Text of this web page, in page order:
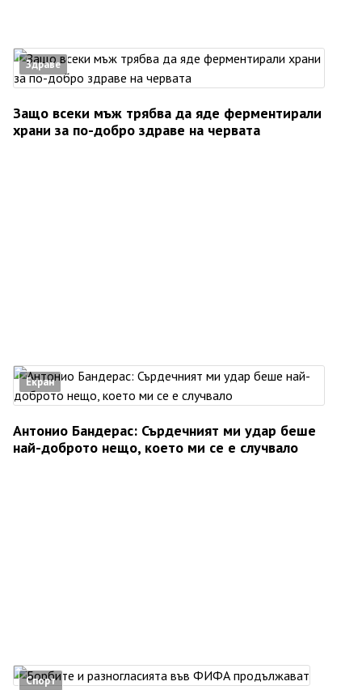
Здраве
Защо всеки мъж трябва да яде ферментирали
храни за по-добро здраве на червата
Екран
Антонио Бандерас: Сърдечният ми удар беше
най-доброто нещо, което ми се е случвало
Спорт